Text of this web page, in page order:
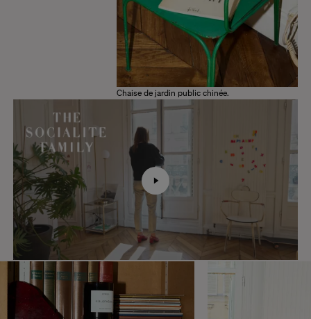
Chaise de jardin public chinée.